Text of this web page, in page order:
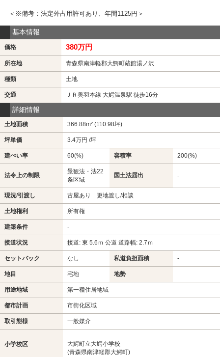
＜※備考：法定外占用許可あり、年間1125円＞
基本情報
価格 380万円
所在地 青森県南津軽郡大鰐町蔵館湯ノ沢
種類 土地
交通 ＪＲ奥羽本線 大鰐温泉駅 徒歩16分
詳細情報
土地面積 366.88m² (110.98坪)
坪単価 3.4万円 /坪
建ぺい率 60(%) 容積率 200(%)
法令上の制限
景観法・法22
条区域
国土法届出 -
現況/引渡し 古屋あり 更地渡し/相談
土地権利 所有権
建築条件 -
接道状況 接道: 東 5.6ｍ 公道 道路幅: 2.7ｍ
セットバック なし 私道負担面積 -
地目 宅地 地勢
用途地域 第一種住居地域
都市計画 市街化区域
取引態様 一般媒介
小学校区
大鰐町立大鰐小学校
(青森県南津軽郡大鰐町)